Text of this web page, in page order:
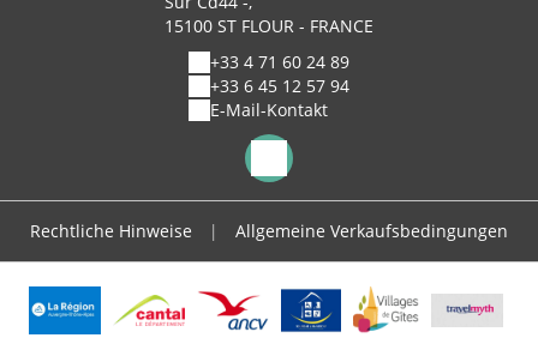
15100 ST FLOUR - FRANCE
+33 4 71 60 24 89
+33 6 45 12 57 94
E-Mail-Kontakt
Rechtliche Hinweise | Allgemeine Verkaufsbedingungen